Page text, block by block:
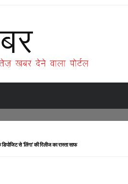
से ‘लिंगा’ की रिलीज का रास्ता साफ